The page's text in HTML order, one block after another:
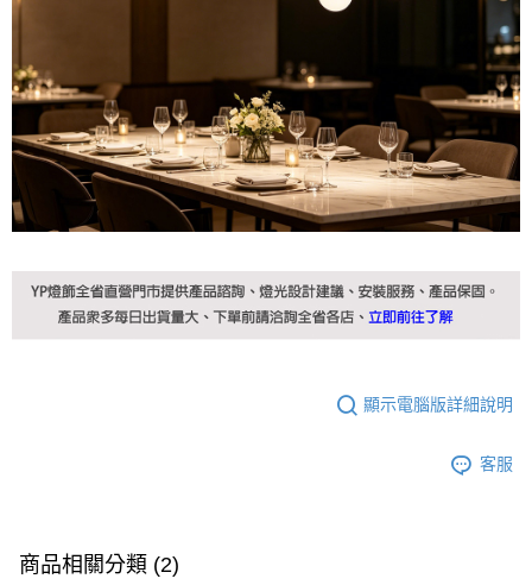
顯示電腦版詳細說明
客服
商品相關分類 (2)